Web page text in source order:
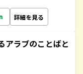
詳細を見る
アラブのことばと